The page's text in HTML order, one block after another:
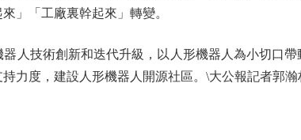
」「工廠裏幹起來」轉變。
技術創新和迭代升級，以人形機器人為小切口帶
力度，建設人形機器人開源社區。\大公報記者郭瀚